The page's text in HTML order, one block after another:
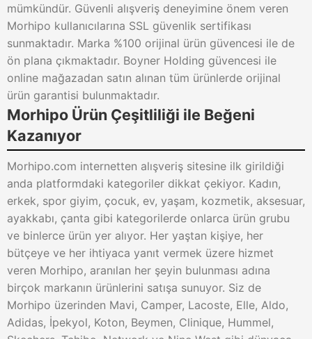
mümkündür. Güvenli alışveriş deneyimine önem veren
Morhipo kullanıcılarına SSL güvenlik sertifikası
sunmaktadır. Marka %100 orijinal ürün güvencesi ile de
ön plana çıkmaktadır. Boyner Holding güvencesi ile
online mağazadan satın alınan tüm ürünlerde orijinal
ürün garantisi bulunmaktadır.
Morhipo Ürün Çeşitliliği ile Beğeni
Kazanıyor
Morhipo.com internetten alışveriş sitesine ilk girildiği
anda platformdaki kategoriler dikkat çekiyor. Kadın,
erkek, spor giyim, çocuk, ev, yaşam, kozmetik, aksesuar,
ayakkabı, çanta gibi kategorilerde onlarca ürün grubu
ve binlerce ürün yer alıyor. Her yaştan kişiye, her
bütçeye ve her ihtiyaca yanıt vermek üzere hizmet
veren Morhipo, aranılan her şeyin bulunması adına
birçok markanın ürünlerini satışa sunuyor. Siz de
Morhipo üzerinden Mavi, Camper, Lacoste, Elle, Aldo,
Adidas, İpekyol, Koton, Beymen, Clinique, Hummel,